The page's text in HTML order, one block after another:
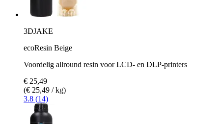
3DJAKE
ecoResin Beige
Voordelig allround resin voor LCD- en DLP-printers
€ 25,49
(€ 25,49 / kg)
3.8 (14)